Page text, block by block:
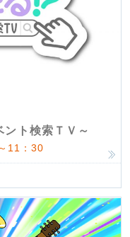
ト検索ＴＶ～
11：30